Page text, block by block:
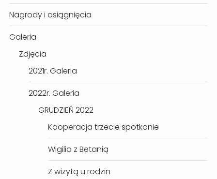
Nagrody i osiągnięcia
Galeria
Zdjęcia
2021r. Galeria
2022r. Galeria
GRUDZIEŃ 2022
Kooperacja trzecie spotkanie
Wigilia z Betanią
Z wizytą u rodzin